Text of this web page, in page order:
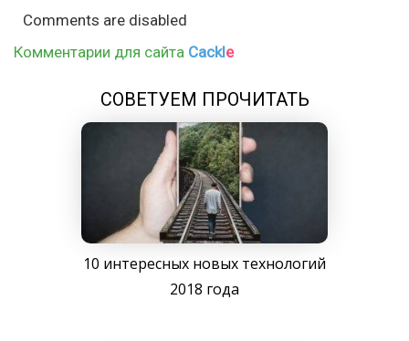
Comments are disabled
Комментарии для сайта Cackle
СОВЕТУЕМ ПРОЧИТАТЬ
10 интересных новых технологий
2018 года